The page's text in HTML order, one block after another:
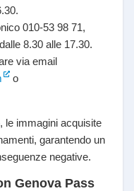
010-53 98 71,
8.30 alle 17.30.
via email
o
le immagini acquisite
garantendo un
negative.
Genova Pass